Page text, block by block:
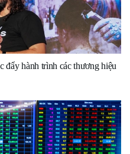
đẩy hành trình các thương hiệu